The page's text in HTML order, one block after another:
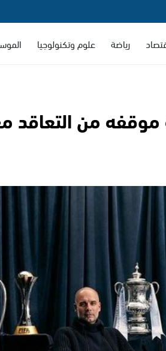
رياضة علوم وتكنولوجيا
من التعاقد